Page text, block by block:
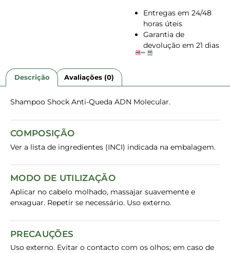
Entregas em 24/48
horas úteis
Garantia de
devolução em 21 dias
Descrição Avaliações (0)
Shampoo Shock Anti-Queda ADN Molecular.
COMPOSIÇÃO
Ver a lista de ingredientes (INCI) indicada na embalagem.
MODO DE UTILIZAÇÃO
Aplicar no cabelo molhado, massajar suavemente e
enxaguar. Repetir se necessário. Uso externo.
PRECAUÇÕES
Uso externo. Evitar o contacto com os olhos; em caso de